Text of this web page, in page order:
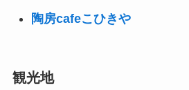
陶房cafeこひきや
観光地